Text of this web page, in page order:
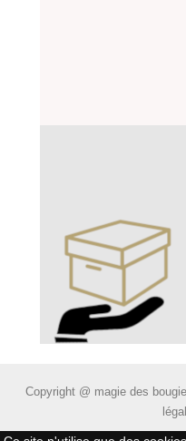
Copyright @ magie des